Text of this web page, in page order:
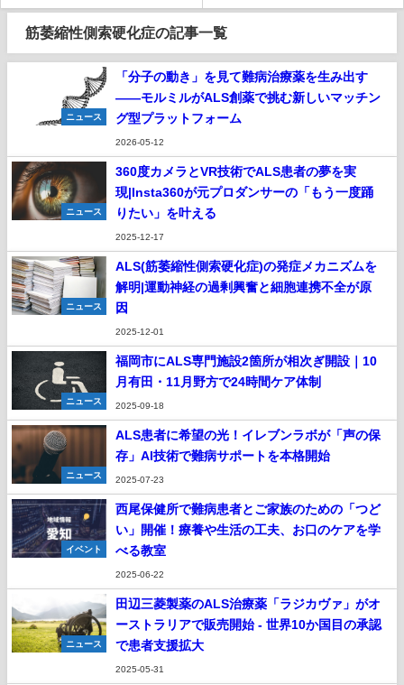
筋萎縮性側索硬化症の記事一覧
ニュース
「分子の動き」を見て難病治療薬を生み出す
——モルミルがALS創薬で挑む新しいマッチン
グ型プラットフォーム
2026-05-12
ニュース
360度カメラとVR技術でALS患者の夢を実
現|Insta360が元プロダンサーの「もう一度踊
りたい」を叶える
2025-12-17
ニュース
ALS(筋萎縮性側索硬化症)の発症メカニズムを
解明|運動神経の過剰興奮と細胞連携不全が原
因
2025-12-01
ニュース
福岡市にALS専門施設2箇所が相次ぎ開設｜10
月有田・11月野方で24時間ケア体制
2025-09-18
ニュース
ALS患者に希望の光！イレブンラボが「声の保
存」AI技術で難病サポートを本格開始
2025-07-23
イベント
西尾保健所で難病患者とご家族のための「つど
い」開催！療養や生活の工夫、お口のケアを学
べる教室
2025-06-22
ニュース
田辺三菱製薬のALS治療薬「ラジカヴァ」がオ
ーストラリアで販売開始 - 世界10か国目の承認
で患者支援拡大
2025-05-31